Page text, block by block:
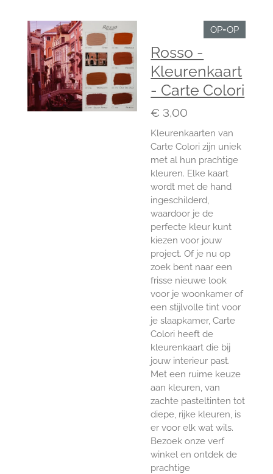
n
e
n
OP=OP
Rosso -
Kleurenkaart
- Carte Colori
€ 3,00
Kleurenkaarten van
Carte Colori zijn uniek
met al hun prachtige
kleuren. Elke kaart
wordt met de hand
ingeschilderd,
waardoor je de
perfecte kleur kunt
kiezen voor jouw
project. Of je nu op
zoek bent naar een
frisse nieuwe look
voor je woonkamer of
een stijlvolle tint voor
je slaapkamer, Carte
Colori heeft de
kleurenkaart die bij
jouw interieur past.
Met een ruime keuze
aan kleuren, van
zachte pasteltinten tot
diepe, rijke kleuren, is
er voor elk wat wils.
Bezoek onze verf
winkel en ontdek de
prachtige